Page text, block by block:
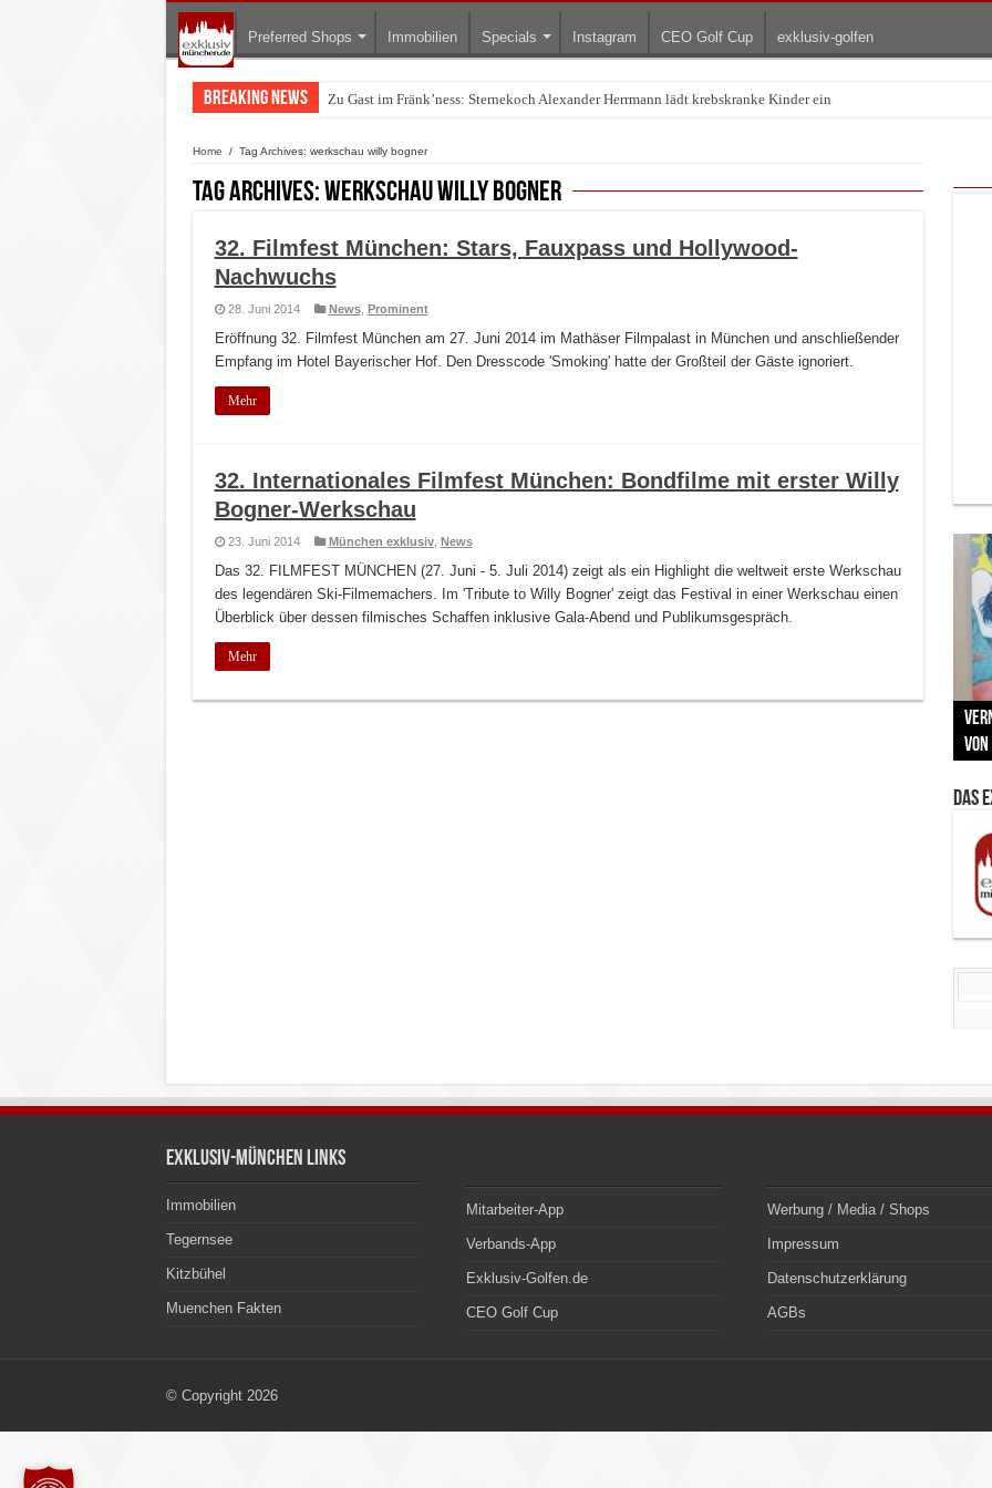
Preferred Shops Immobilien Specials Instagram CEO Golf Cup exklusiv-golfen
Breaking News Zu Gast im Fränk’ness: Sternekoch Alexander Herrmann lädt krebskranke Kinder ein
Warum München gerade zum Treffpunkt der Lingerie-Branche wurde
Home / Tag Archives: werkschau willy bogner
Tag Archives:werkschau willy bogner
32. Filmfest München: Stars, Fauxpass und Hollywood-
Nachwuchs
28. Juni 2014 News, Prominent
Eröffnung 32. Filmfest München am 27. Juni 2014 im Mathäser Filmpalast in München und anschließender
Empfang im Hotel Bayerischer Hof. Den Dresscode 'Smoking' hatte der Großteil der Gäste ignoriert.
Mehr
32. Internationales Filmfest München: Bondfilme mit erster Willy
Bogner-Werkschau
23. Juni 2014 München exklusiv, News
Das 32. FILMFEST MÜNCHEN (27. Juni - 5. Juli 2014) zeigt als ein Highlight die weltweit erste Werkschau
des legendären Ski-Filmemachers. Im 'Tribute to Willy Bogner' zeigt das Festival in einer Werkschau einen
Überblick über dessen filmisches Schaffen inklusive Gala-Abend und Publikumsgespräch.
Mehr
Zu
Das
Exklusiv-München Links
Immobilien
Tegernsee
Kitzbühel
Muenchen Fakten
Mitarbeiter-App
Verbands-App
Exklusiv-Golfen.de
CEO Golf Cup
Werbung / Media / Shops
Impressum
Datenschutzerklärung
AGBs
© Copyright 2026